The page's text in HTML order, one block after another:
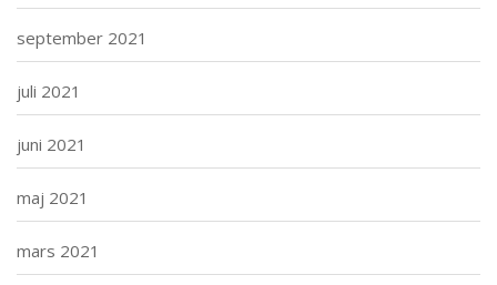
september 2021
juli 2021
juni 2021
maj 2021
mars 2021